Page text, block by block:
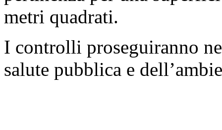
metri quadrati.
I controlli proseguiranno
salute pubblica e